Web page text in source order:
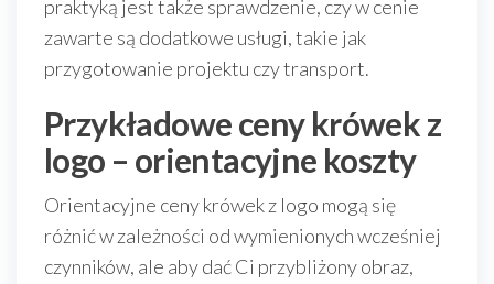
praktyką jest także sprawdzenie, czy w cenie
zawarte są dodatkowe usługi, takie jak
przygotowanie projektu czy transport.
Przykładowe ceny krówek z
logo – orientacyjne koszty
Orientacyjne ceny krówek z logo mogą się
różnić w zależności od wymienionych wcześniej
czynników, ale aby dać Ci przybliżony obraz,